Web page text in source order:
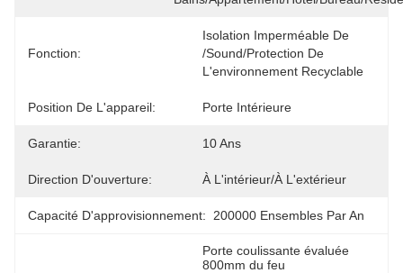
Fonction:
Isolation Imperméable De
/Sound/protection De
L'environnement Recyclable
Position De L'appareil: Porte Intérieure
Garantie: 10 Ans
Direction D'ouverture: À L'intérieur/à L'extérieur
Capacité D'approvisionnement: 200000 Ensembles Par An
Porte coulissante évaluée
800mm du feu